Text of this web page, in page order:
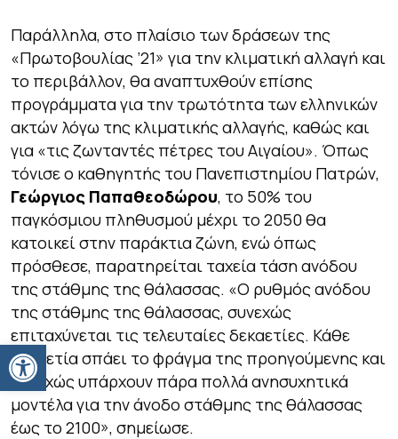
Ανοίξτε τη γραμμή εργαλείων
Παράλληλα, στο πλαίσιο των δράσεων της
«Πρωτοβουλίας ’21» για την κλιματική αλλαγή και
το περιβάλλον, θα αναπτυχθούν επίσης
προγράμματα για την τρωτότητα των ελληνικών
ακτών λόγω της κλιματικής αλλαγής, καθώς και
για «τις ζωνταντές πέτρες του Αιγαίου». Όπως
τόνισε ο καθηγητής του Πανεπιστημίου Πατρών,
Γεώργιος Παπαθεοδώρου, το 50% του
παγκόσμιου πληθυσμού μέχρι το 2050 θα
κατοικεί στην παράκτια ζώνη, ενώ όπως
πρόσθεσε, παρατηρείται ταχεία τάση ανόδου
της στάθμης της θάλασσας. «Ο ρυθμός ανόδου
της στάθμης της θάλασσας, συνεχώς
επιταχύνεται τις τελευταίες δεκαετίες. Κάθε
δεκαετία σπάει το φράγμα της προηγούμενης και
συνεχώς υπάρχουν πάρα πολλά ανησυχητικά
μοντέλα για την άνοδο στάθμης της θάλασσας
έως το 2100», σημείωσε.